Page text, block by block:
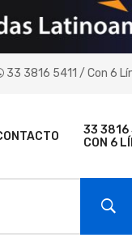
33 3816 5411 / Con 6
33 3816
CON 6
No